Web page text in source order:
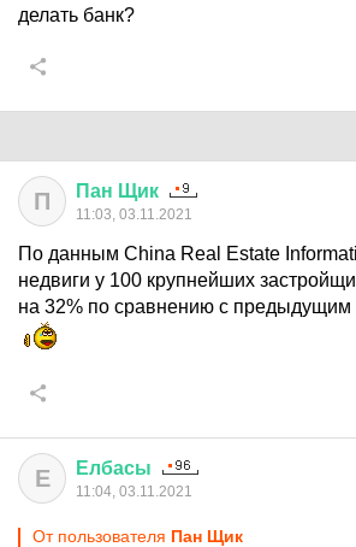
делать банк?
П Пан Щик
11:03, 03.11.2021
По данным China Real Estate
недвиги у 100 крупнейших
на 32% по сравнению с предыдущим
Е Елбасы
11:04, 03.11.2021
От пользователя Пан Щик